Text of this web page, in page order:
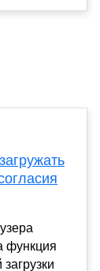
функция